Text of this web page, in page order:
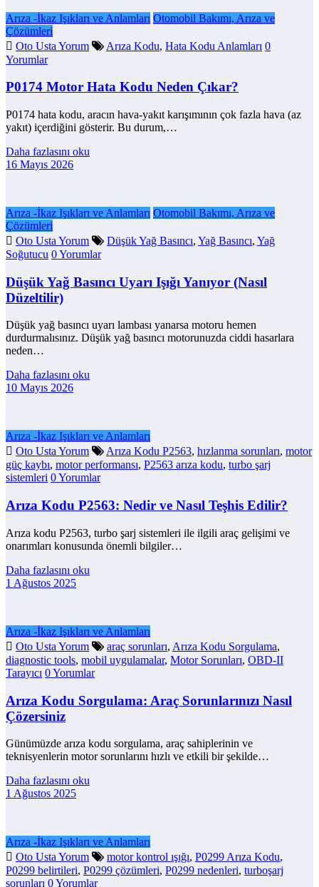
Arıza -İkaz Işıkları ve Anlamları Otomobil Bakımı, Arıza ve
Çözümleri
Oto Usta Yorum
Arıza Kodu, Hata Kodu Anlamları 0
Yorumlar
P0174 Motor Hata Kodu Neden Çıkar?
P0174 hata kodu, aracın hava-yakıt karışımının çok fazla hava (az
yakıt) içerdiğini gösterir. Bu durum,…
Daha fazlasını oku
16 Mayıs 2026
Arıza -İkaz Işıkları ve Anlamları Otomobil Bakımı, Arıza ve
Çözümleri
Oto Usta Yorum
Düşük Yağ Basıncı, Yağ Basıncı, Yağ
Soğutucu 0 Yorumlar
Düşük Yağ Basıncı Uyarı Işığı Yanıyor (Nasıl
Düzeltilir)
Düşük yağ basıncı uyarı lambası yanarsa motoru hemen
durdurmalısınız. Düşük yağ basıncı motorunuzda ciddi hasarlara
neden…
Daha fazlasını oku
10 Mayıs 2026
Arıza -İkaz Işıkları ve Anlamları
Oto Usta Yorum
Arıza Kodu P2563, hızlanma sorunları, motor
güç kaybı, motor performansı, P2563 arıza kodu, turbo şarj
sistemleri 0 Yorumlar
Arıza Kodu P2563: Nedir ve Nasıl Teşhis Edilir?
Arıza kodu P2563, turbo şarj sistemleri ile ilgili araç gelişimi ve
onarımları konusunda önemli bilgiler…
Daha fazlasını oku
1 Ağustos 2025
Arıza -İkaz Işıkları ve Anlamları
Oto Usta Yorum
araç sorunları, Arıza Kodu Sorgulama,
diagnostic tools, mobil uygulamalar, Motor Sorunları, OBD-II
Tarayıcı 0 Yorumlar
Arıza Kodu Sorgulama: Araç Sorunlarınızı Nasıl
Çözersiniz
Günümüzde arıza kodu sorgulama, araç sahiplerinin ve
teknisyenlerin motor sorunlarını hızlı ve etkili bir şekilde…
Daha fazlasını oku
1 Ağustos 2025
Arıza -İkaz Işıkları ve Anlamları
Oto Usta Yorum
motor kontrol ışığı, P0299 Arıza Kodu,
P0299 belirtileri, P0299 çözümleri, P0299 nedenleri, turboşarj
sorunları 0 Yorumlar